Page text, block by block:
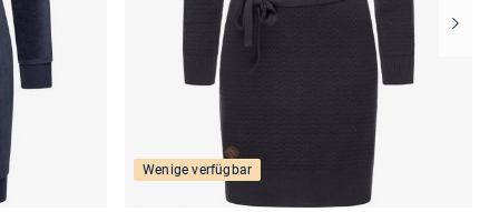
Wenige verfügbar